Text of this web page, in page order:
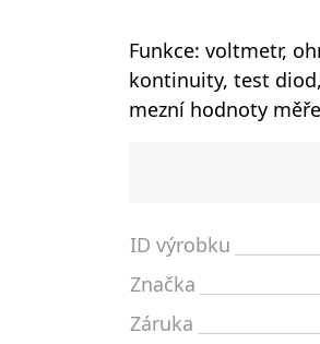
Funkce: voltmetr,
kontinuity, test
mezní hodnoty
ID výrobku
Značka
Záruka